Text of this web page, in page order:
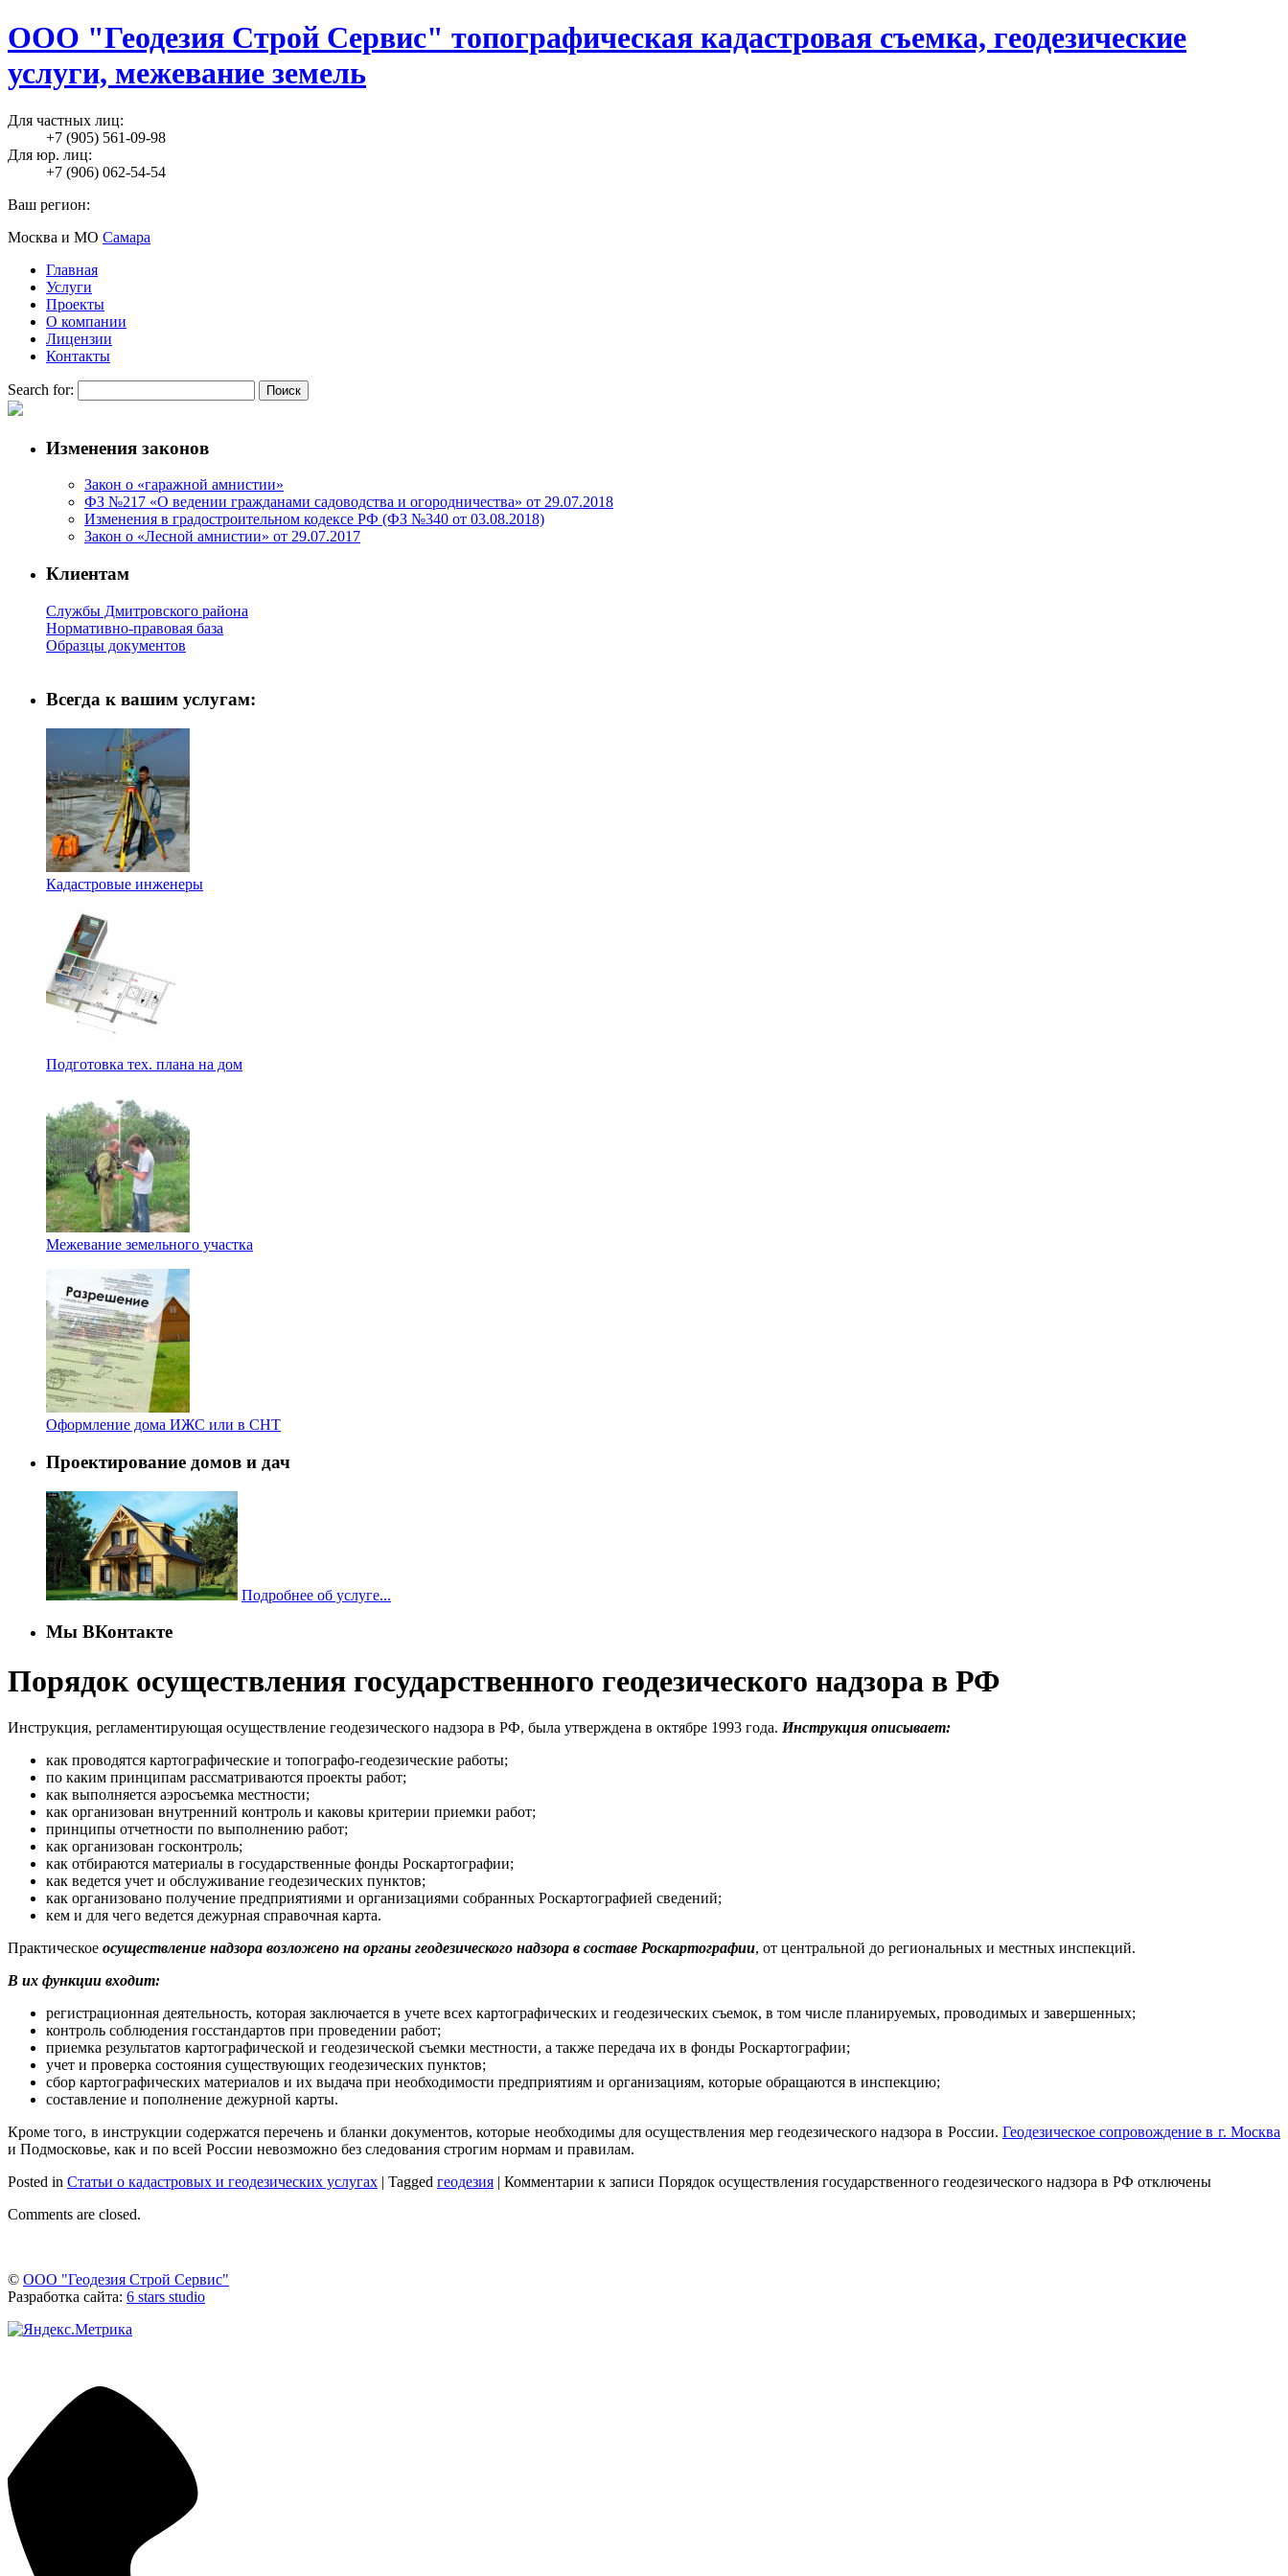
ООО "Геодезия Строй Сервис" топографическая кадастровая съемка, геодезические
услуги, межевание земель
Для частных лиц:
+7 (905) 561-09-98
Для юр. лиц:
+7 (906) 062-54-54
Ваш регион:
Москва и МО Самара
Главная
Услуги
Проекты
О компании
Лицензии
Контакты
Search for:
Изменения законов
Закон о «гаражной амнистии»
ФЗ №217 «О ведении гражданами садоводства и огородничества» от 29.07.2018
Изменения в градостроительном кодексе РФ (ФЗ №340 от 03.08.2018)
Закон о «Лесной амнистии» от 29.07.2017
Клиентам
Службы Дмитровского района
Нормативно-правовая база
Образцы документов
Всегда к вашим услугам:
Кадастровые инженеры
Подготовка тех. плана на дом
Межевание земельного участка
Оформление дома ИЖС или в СНТ
Проектирование домов и дач
Подробнее об услуге...
Мы ВКонтакте
Порядок осуществления государственного геодезического надзора в РФ
Инструкция, регламентирующая осуществление геодезического надзора в РФ, была утверждена в октябре 1993 года. Инструкция описывает:
как проводятся картографические и топографо-геодезические работы;
по каким принципам рассматриваются проекты работ;
как выполняется аэросъемка местности;
как организован внутренний контроль и каковы критерии приемки работ;
принципы отчетности по выполнению работ;
как организован госконтроль;
как отбираются материалы в государственные фонды Роскартографии;
как ведется учет и обслуживание геодезических пунктов;
как организовано получение предприятиями и организациями собранных Роскартографией сведений;
кем и для чего ведется дежурная справочная карта.
Практическое осуществление надзора возложено на органы геодезического надзора в составе Роскартографии, от центральной до региональных и местных инспекций.
В их функции входит:
регистрационная деятельность, которая заключается в учете всех картографических и геодезических съемок, в том числе планируемых, проводимых и завершенных;
контроль соблюдения госстандартов при проведении работ;
приемка результатов картографической и геодезической съемки местности, а также передача их в фонды Роскартографии;
учет и проверка состояния существующих геодезических пунктов;
сбор картографических материалов и их выдача при необходимости предприятиям и организациям, которые обращаются в инспекцию;
составление и пополнение дежурной карты.
Кроме того, в инструкции содержатся перечень и бланки документов, которые необходимы для осуществления мер геодезического надзора в России. Геодезическое сопровождение в г. Москва
и Подмосковье, как и по всей России невозможно без следования строгим нормам и правилам.
Posted in Статьи о кадастровых и геодезических услугах | Tagged геодезия | Комментарии к записи Порядок осуществления государственного геодезического надзора в РФ отключены
Comments are closed.
© ООО "Геодезия Строй Сервис"
Разработка сайта: 6 stars studio